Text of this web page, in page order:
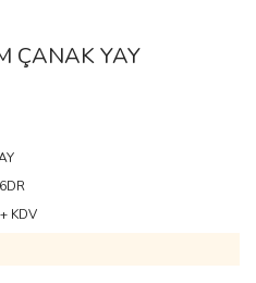
ÇANAK YAY
KDV